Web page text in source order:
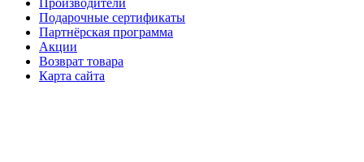
Подарочные сертификаты
Партнёрская программа
Акции
Возврат товара
Карта сайта